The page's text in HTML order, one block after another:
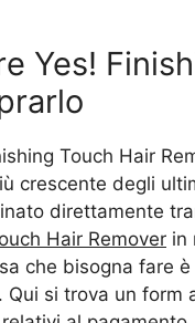
Yes!
Touch Hair
crescente degli
direttamente
Hair Remover in
che bisogna fare è
si trova un form